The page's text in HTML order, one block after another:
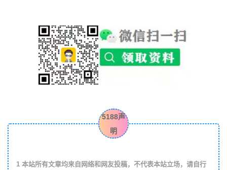
5188声
明
1本站所有文章均来自网络和网友投稿，不代表本站立场，请自行